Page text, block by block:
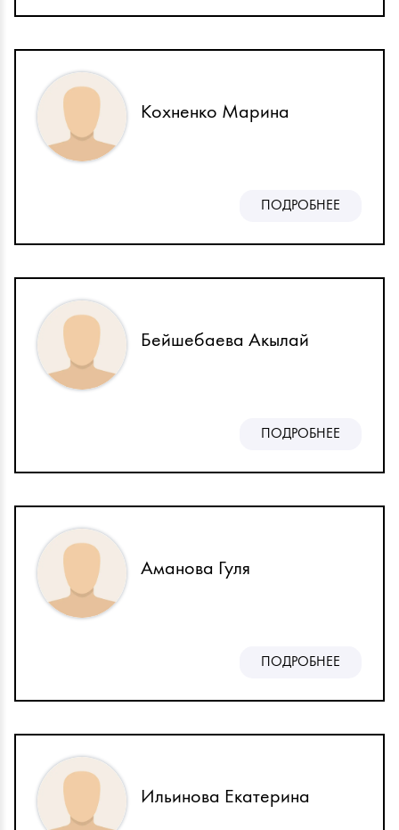
Кохненко Марина
ПОДРОБНЕЕ
Бейшебаева Акылай
ПОДРОБНЕЕ
Аманова Гуля
ПОДРОБНЕЕ
Ильинова Екатерина